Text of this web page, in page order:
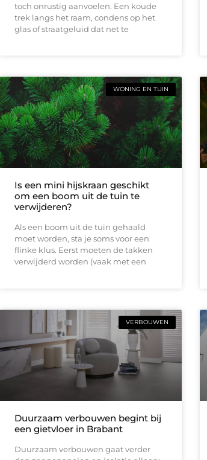
toch onrustig aanvoelen. Een koude
trek langs het raam, condens op het
glas of straatgeluid dat net te
WONING EN TUIN
Is een mini hijskraan geschikt
om een boom uit de tuin te
verwijderen?
Als een boom uit de tuin gehaald
moet worden, sta je soms voor een
flinke klus. Eerst moeten de takken
verwijderd worden (vaak met een
VERBOUWEN
Duurzaam verbouwen begint bij
een gietvloer in Brabant
Duurzaam verbouwen gaat verder